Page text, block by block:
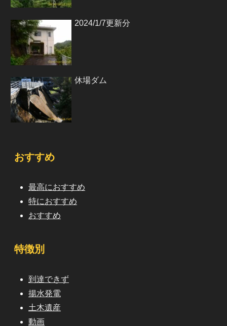
2024/1/7更新分
休場ダム
おすすめ
最高におすすめ
特におすすめ
おすすめ
特徴別
到達できず
揚水発電
土木遺産
動画